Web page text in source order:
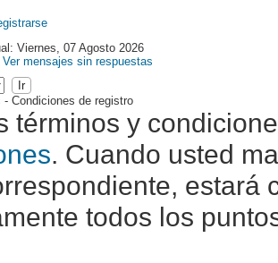
Viernes, 07 Agosto 2026
Ver mensajes sin respuestas
Condiciones de registro
términos y
. Cuando usted
estará
todos los